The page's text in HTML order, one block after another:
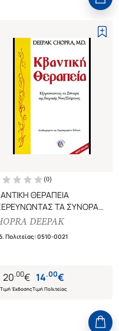
(0)
ΘΕΡΑΠΕΙΑ
ΤΑ ΣΥΝΟΡΑ
ΙΑΤΡΙΚΗΣ ΝΟΥ / ΣΩΜΑΤΟΣ
DEEPAK
Πολιτείας:0510-0021
20.00€
Τιμή Έκδοσης
14.00€
Τιμή Πολιτείας